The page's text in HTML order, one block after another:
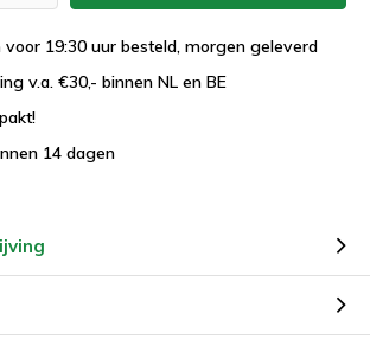
19:30 uur besteld, morgen geleverd
v.a. €30,- binnen NL en BE
14 dagen